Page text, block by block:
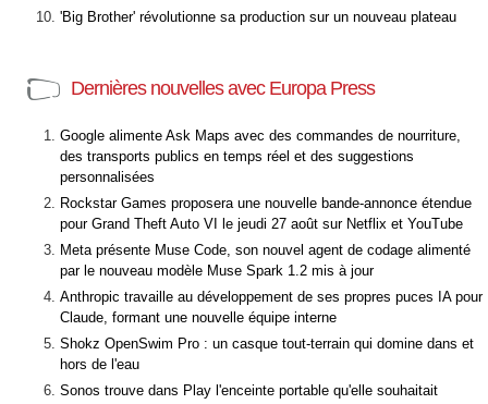
'Big Brother' révolutionne sa production sur un nouveau plateau
Dernières nouvelles avec Europa Press
Google alimente Ask Maps avec des commandes de nourriture,
des transports publics en temps réel et des suggestions
personnalisées
Rockstar Games proposera une nouvelle bande-annonce étendue
pour Grand Theft Auto VI le jeudi 27 août sur Netflix et YouTube
Meta présente Muse Code, son nouvel agent de codage alimenté
par le nouveau modèle Muse Spark 1.2 mis à jour
Anthropic travaille au développement de ses propres puces IA pour
Claude, formant une nouvelle équipe interne
Shokz OpenSwim Pro : un casque tout-terrain qui domine dans et
hors de l'eau
Sonos trouve dans Play l'enceinte portable qu'elle souhaitait